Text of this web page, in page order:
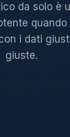
da solo è
quando
i dati
giuste.